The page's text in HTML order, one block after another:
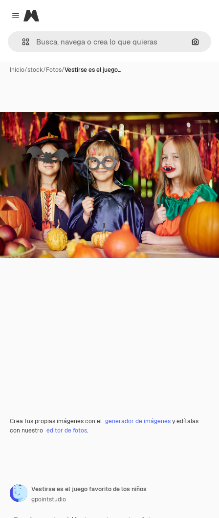
Close menu
Magnific
Inicio/stock/Fotos/Vestirse es el juego…
Crea tus propias imágenes con el generador de imágenesy edítalas
con nuestro editor de fotos.
Vestirse es el juego favorito de los niños
gpointstudio